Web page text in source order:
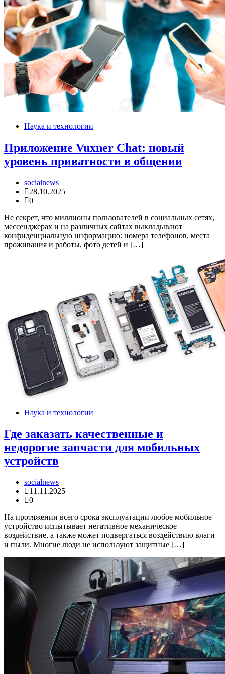
Наука и технологии
Приложение Vuxner Chat: новый
уровень приватности в общении
socialnews
28.10.2025
0
Не секрет, что миллионы пользователей в социальных сетях,
мессенджерах и на различных сайтах выкладывают
конфиденциальную информацию: номера телефонов, места
проживания и работы, фото детей и […]
Наука и технологии
Где заказать качественные и
недорогие запчасти для мобильных
устройств
socialnews
11.11.2025
0
На протяжении всего срока эксплуатации любое мобильное
устройство испытывает негативное механическое
воздействие, а также может подвергаться воздействию влаги
и пыли. Многие люди не используют защитные […]